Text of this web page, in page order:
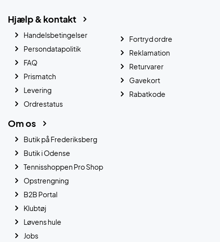
Hjælp & kontakt
Handelsbetingelser
Persondatapolitik
FAQ
Prismatch
Levering
Ordrestatus
Fortryd ordre
Reklamation
Returvarer
Gavekort
Rabatkode
Om os
Butik på Frederiksberg
Butik i Odense
Tennisshoppen Pro Shop
Opstrengning
B2B Portal
Klubtøj
Løvens hule
Jobs